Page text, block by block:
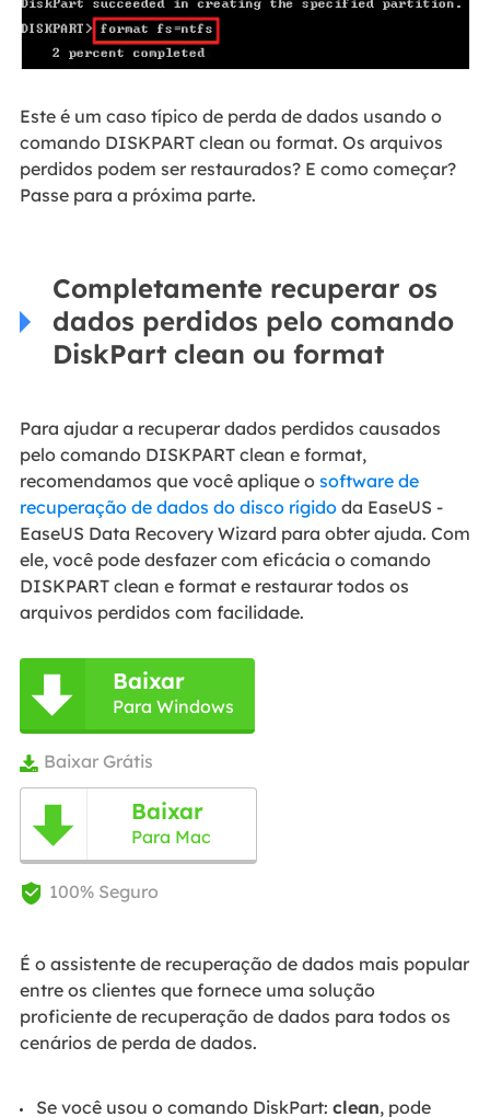
Este é um caso típico de perda de dados usando o
comando DISKPART clean ou format. Os arquivos
perdidos podem ser restaurados? E como começar?
Passe para a próxima parte.
Completamente recuperar os
dados perdidos pelo comando
DiskPart clean ou format
Para ajudar a recuperar dados perdidos causados
pelo comando DISKPART clean e format,
recomendamos que você aplique o software de
recuperação de dados do disco rígidoda EaseUS -
EaseUS Data Recovery Wizard para obter ajuda. Com
ele, você pode desfazer com eficácia o comando
DISKPART clean e format e restaurar todos os
arquivos perdidos com facilidade.
 Baixar
Para Windows
 Baixar Grátis
 Baixar
Para Mac
 100% Seguro
É o assistente de recuperação de dados mais popular
entre os clientes que fornece uma solução
proficiente de recuperação de dados para todos os
cenários de perda de dados.
Se você usou o comando DiskPart: clean, pode